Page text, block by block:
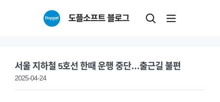
도플소프트 블로그
서울 지하철 5호선 한때 운행 중단…출근길 불편
2025-04-24